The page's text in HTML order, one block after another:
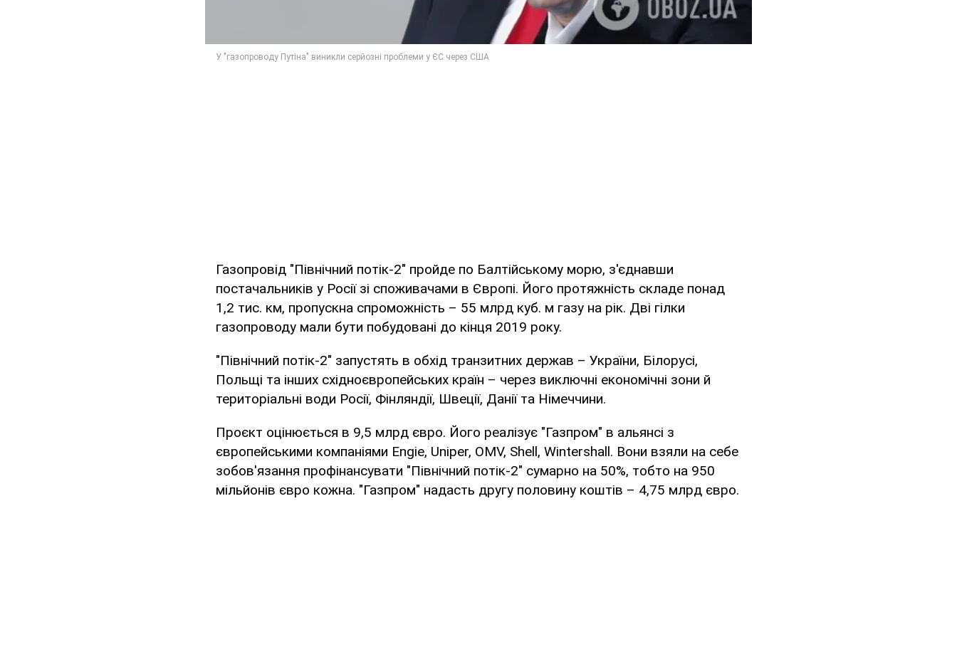
Газопровід "Північний потік-2" пройде по Балтійському морю, з'єднавши
постачальників у Росії зі споживачами в Європі. Його протяжність складе понад
1,2 тис. км, пропускна спроможність – 55 млрд куб. м газу на рік. Дві гілки
газопроводу мали бути побудовані до кінця 2019 року.
"Північний потік-2" запустять в обхід транзитних держав – України, Білорусі,
Польщі та інших східноєвропейських країн – через виключні економічні зони й
територіальні води Росії, Фінляндії, Швеції, Данії та Німеччини.
Проєкт оцінюється в 9,5 млрд євро. Його реалізує "Газпром" в альянсі з
європейськими компаніями Engie, Uniper, OMV, Shell, Wintershall. Вони взяли на себе
зобов'язання профінансувати "Північний потік-2" сумарно на 50%, тобто на 950
мільйонів євро кожна. "Газпром" надасть другу половину коштів – 4,75 млрд євро.